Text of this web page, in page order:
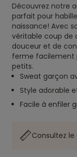
Découvrez notre
parfait pour
naissance! Avec
véritable coup de
douceur et de
ferme facilement
petits.
Sweat garçon
Style adorable
Facile à enfiler
Consultez le